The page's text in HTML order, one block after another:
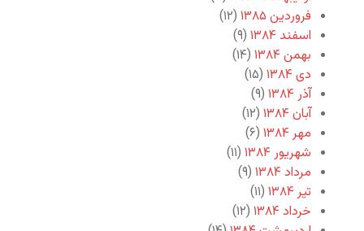
فروردین ۱۳۸۵
(۱۲)
اسفند ۱۳۸۴
(۹)
بهمن ۱۳۸۴
(۱۴)
دی ۱۳۸۴
(۱۵)
آذر ۱۳۸۴
(۹)
آبان ۱۳۸۴
(۱۲)
مهر ۱۳۸۴
(۶)
شهریور ۱۳۸۴
(۱۱)
مرداد ۱۳۸۴
(۹)
تیر ۱۳۸۴
(۱۱)
خرداد ۱۳۸۴
(۱۲)